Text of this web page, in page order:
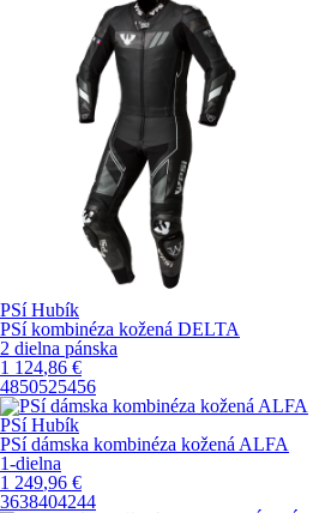
PSí Hubík
PSí kombinéza kožená DELTA
2 dielna pánska
1 124,86 €
4850525456
PSí Hubík
PSí dámska kombinéza kožená ALFA
1-dielna
1 249,96 €
3638404244